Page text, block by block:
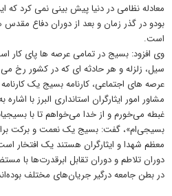
معادله نظامی در دنیا پیش بینی نمی کرد که
بودو در گذر زمان و بعد از دوران دفاع
است.
وی افزود: بسیج در تمامی عرصه ها پای کار
سیل، زلزله و هر حادثه ای که در کشور رخ
عرصه های اجتماعی، کارنامه بسیج یک
مشاور امور ایثارگران استانداری البرز
غبطه می‌خورم و از خدا می‌خواهم تا با
بسیجی‌ام»، گفت: بسیج یک نعمت و برکت برای
معظم شهدا و ایثارگران هستند یک افتخار
دوران تلاطم و دوران تقابل ابرقدرت‌ها با
در بطن جامعه درگیر جریان‌های مختلف